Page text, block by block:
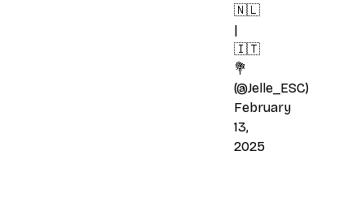
🇳🇱
|
🇮🇹
💐
(@Jelle_ESC)
February
13,
2025